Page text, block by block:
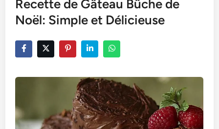
Recette de Gâteau Bûche de
Noël: Simple et Délicieuse